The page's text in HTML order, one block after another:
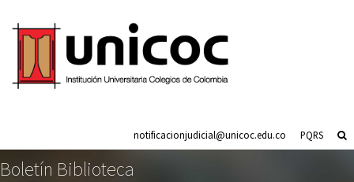
PQRS
notificacionjudicial@unicoc.edu.co
Boletín Biblioteca